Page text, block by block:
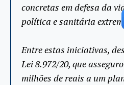
concretas em defesa da
política e sanitária
Entre estas iniciativas,
Lei 8.972/20, que
milhões de reais a um